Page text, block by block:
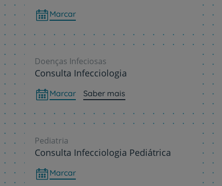
Marcar
Doenças Infeciosas
Consulta Infecciologia
Marcar Saber mais
Pediatria
Consulta Infecciologia Pediátrica
Marcar